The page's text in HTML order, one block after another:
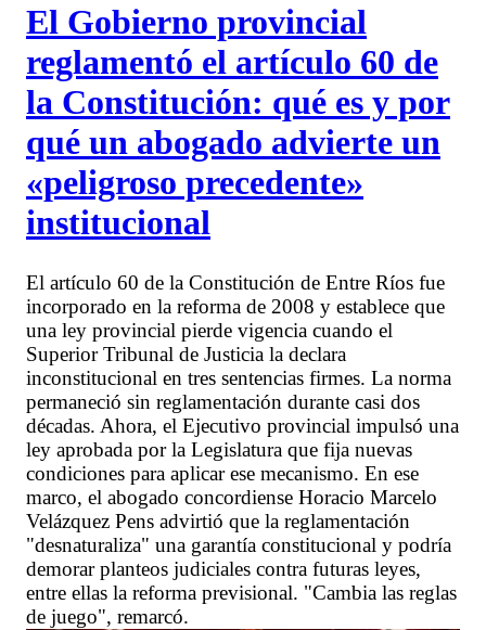
El Gobierno provincial
reglamentó el artículo 60 de
la Constitución: qué es y por
qué un abogado advierte un
«peligroso precedente»
institucional
El artículo 60 de la Constitución de Entre Ríos fue
incorporado en la reforma de 2008 y establece que
una ley provincial pierde vigencia cuando el
Superior Tribunal de Justicia la declara
inconstitucional en tres sentencias firmes. La norma
permaneció sin reglamentación durante casi dos
décadas. Ahora, el Ejecutivo provincial impulsó una
ley aprobada por la Legislatura que fija nuevas
condiciones para aplicar ese mecanismo. En ese
marco, el abogado concordiense Horacio Marcelo
Velázquez Pens advirtió que la reglamentación
"desnaturaliza" una garantía constitucional y podría
demorar planteos judiciales contra futuras leyes,
entre ellas la reforma previsional. "Cambia las reglas
de juego", remarcó.